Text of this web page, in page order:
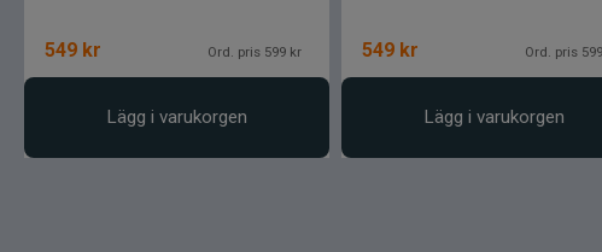
549 kr Ord. pris 599 kr
Lägg i varukorgen
549 kr Ord. pris
Lägg i varukorgen